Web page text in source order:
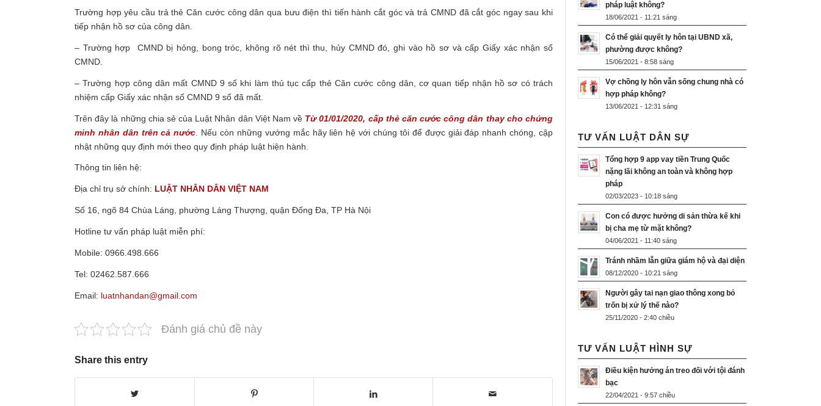
Trường hợp yêu cầu trả thẻ Căn cước công dân qua bưu điện thì tiến hành cắt góc và trả CMND đã cắt góc ngay sau khi
tiếp nhận hồ sơ của công dân.
– Trường hợp CMND bị hỏng, bong tróc, không rõ nét thì thu, hủy CMND đó, ghi vào hồ sơ và cấp Giấy xác nhận số
CMND.
– Trường hợp công dân mất CMND 9 số khi làm thủ tục cấp thẻ Căn cước công dân, cơ quan tiếp nhận hồ sơ có trách
nhiệm cấp Giấy xác nhận số CMND 9 số đã mất.
Trên đây là những chia sẻ của Luật Nhân dân Việt Nam về Từ 01/01/2020, cấp thẻ căn cước công dân thay cho chứng
minh nhân dân trên cả nước
Nếu còn những vướng mắc hãy liên hệ với chúng tôi để được giải đáp nhanh chóng, cập
nhật những quy định mới theo quy định pháp luật hiện hành.
Thông tin liên hệ:
Địa chỉ trụ sở chính: LUẬT NHÂN DÂN VIỆT NAM
Số 16, ngõ 84 Chùa Láng, phường Láng Thượng, quận Đống Đa, TP Hà Nội
Hotline tư vấn pháp luật miễn phí:
Mobile: 0966.498.666
Tel: 02462.587.666
Email: luatnhandan@gmail.com
Đánh giá chủ đề này
Share this entry
pháp luật không?
18/06/2021 - 11:21 sáng
Có thể giải quyết ly hôn tại UBND xã,
phường được không?
15/06/2021 - 8:58 sáng
Vợ chồng ly hôn vẫn sống chung nhà có
hợp pháp không?
13/06/2021 - 12:31 sáng
TƯ VẤN LUẬT DÂN SỰ
Tổng hợp 9 app vay tiền Trung Quốc
nặng lãi không an toàn và không hợp
pháp
02/03/2023 - 10:18 sáng
Con có được hưởng di sản thừa kế khi
bị cha mẹ từ mặt không?
04/06/2021 - 11:40 sáng
Tránh nhầm lẫn giữa giám hộ và đại diện
08/12/2020 - 10:21 sáng
Người gây tai nạn giao thông xong bỏ
trốn bị xử lý thế nào?
25/11/2020 - 2:40 chiều
TƯ VẤN LUẬT HÌNH SỰ
Điều kiện hưởng án treo đối với tội đánh
bạc
22/04/2021 - 9:57 chiều